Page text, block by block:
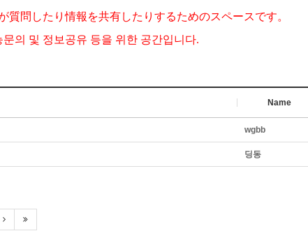
問したり情報を共有したりするためのスペースです。
의 및 정보공유 등을 위한 공간입니다.
Name
wgbb
딩동